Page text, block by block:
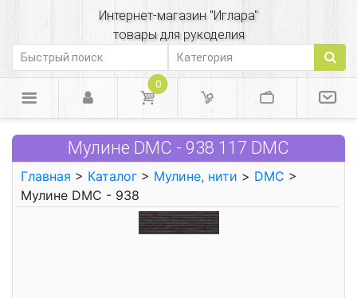
Интернет-магазин "Иглара"
товары для рукоделия
0
Мулине DMC - 938 117 DMC
Главная > Каталог > Мулине, нити > DMC >
Мулине DMC - 938